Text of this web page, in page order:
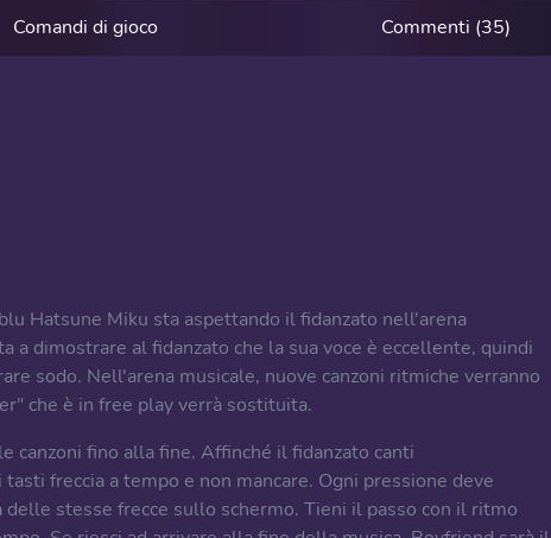
Comandi di gioco Commenti (35)
Hatsune Miku sta aspettando il fidanzato nell'arena
a dimostrare al fidanzato che la sua voce è eccellente, quindi
sodo. Nell'arena musicale, nuove canzoni ritmiche verranno
che è in free play verrà sostituita.
canzoni fino alla fine. Affinché il fidanzato canti
freccia a tempo e non mancare. Ogni pressione deve
stesse frecce sullo schermo. Tieni il passo con il ritmo